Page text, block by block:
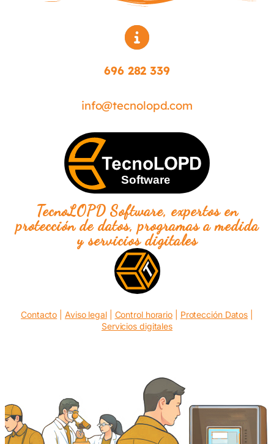
696 282 339
info@tecnolopd.com
TecnoLOPD Software, expertos en
protección de datos, programas a medida
y servicios digitales
Contacto Aviso legal| Control horario Protección Datos
Servicios digitales